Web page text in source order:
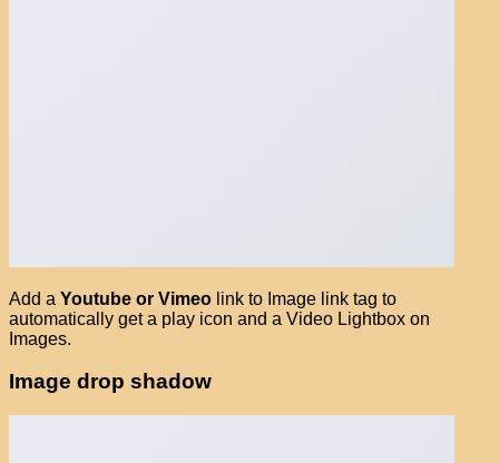
Add a Youtube or Vimeo link to Image link tag to
automatically get a play icon and a Video Lightbox on
Images.
Image drop shadow